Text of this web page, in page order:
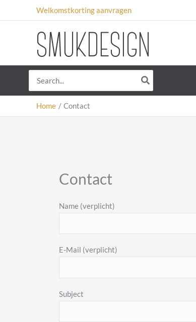
to
Welkomstkorting aanvragen
for:
Home Contact
Contact
Name (verplicht)
E-Mail (verplicht)
Subject